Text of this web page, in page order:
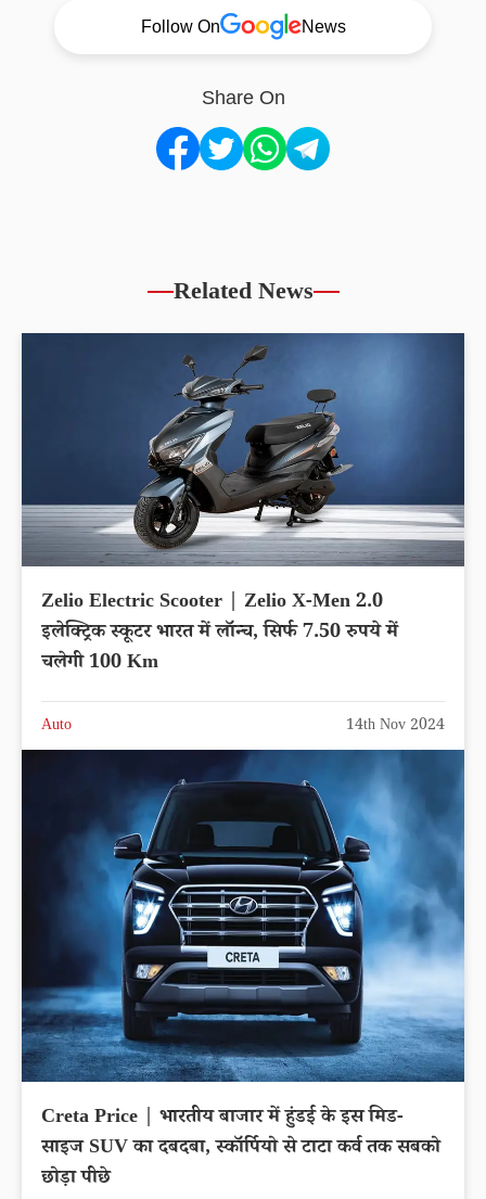
Follow On News
Share On
Related News
Zelio Electric Scooter | Zelio X-Men 2.0
इलेक्ट्रिक स्कूटर भारत में लॉन्च, सिर्फ 7.50 रुपये में
चलेगी 100 Km
Auto 14th Nov 2024
Creta Price | भारतीय बाजार में हुंडई के इस मिड-
साइज SUV का दबदबा, स्कॉर्पियो से टाटा कर्व तक सबको
छोड़ा पीछे